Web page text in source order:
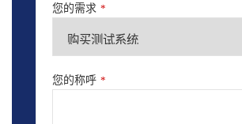
您的需求 *
您的称呼 *